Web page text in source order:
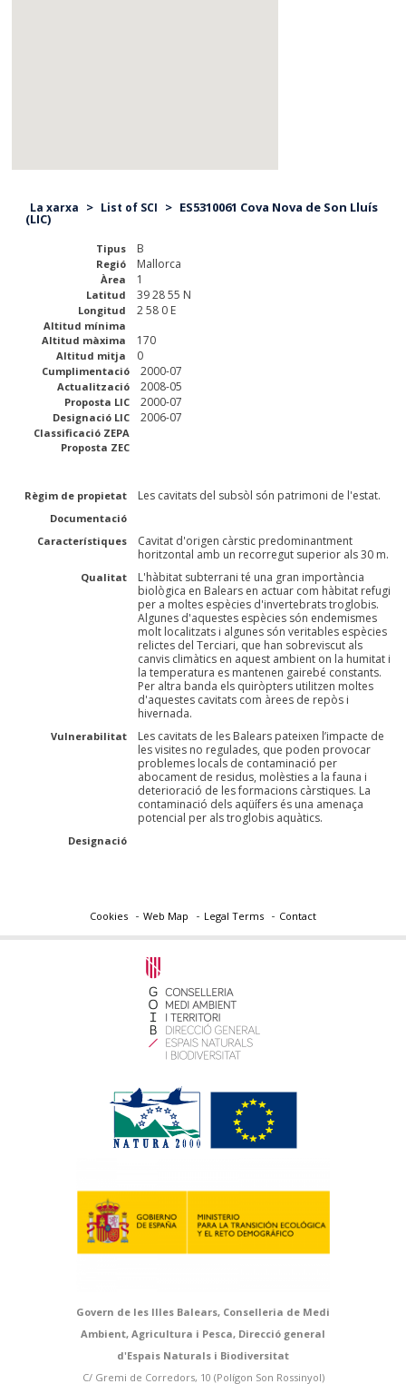
La xarxa > List of SCI > ES5310061 Cova Nova de Son Lluís
(LIC)
Tipus B
Regió Mallorca
Àrea 1
Latitud 39 28 55 N
Longitud 2 58 0 E
Altitud mínima
Altitud màxima
170
Altitud mitja 0
Cumplimentació 2000-07
Actualització 2008-05
Proposta LIC 2000-07
Designació LIC 2006-07
Classificació ZEPA
Proposta ZEC
Règim de propietat Les cavitats del subsòl són patrimoni de l'estat.
Documentació
Característiques
Cavitat d'origen càrstic predominantment
horitzontal amb un recorregut superior als 30 m.
Qualitat
L'hàbitat subterrani té una gran importància
biològica en Balears en actuar com hàbitat refugi
per a moltes espècies d'invertebrats troglobis.
Algunes d'aquestes espècies són endemismes
molt localitzats i algunes són veritables espècies
relictes del Terciari, que han sobreviscut als
canvis climàtics en aquest ambient on la humitat i
la temperatura es mantenen gairebé constants.
Per altra banda els quiròpters utilitzen moltes
d'aquestes cavitats com àrees de repòs i
hivernada.
Vulnerabilitat
Les cavitats de les Balears pateixen l’impacte de
les visites no regulades, que poden provocar
problemes locals de contaminació per
abocament de residus, molèsties a la fauna i
deterioració de les formacions càrstiques. La
contaminació dels aqüífers és una amenaça
potencial per als troglobis aquàtics.
Designació
Cookies Web Map Legal Terms Contact
Govern de les Illes Balears, Conselleria de Medi
Ambient, Agricultura i Pesca, Direcció general
d'Espais Naturals i Biodiversitat
C/ Gremi de Corredors, 10 (Polígon Son Rossinyol)